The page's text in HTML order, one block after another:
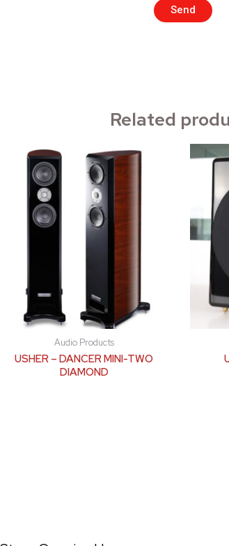
Send
Related
Audio Products
USHER – DANCER MINI-TWO
DIAMOND